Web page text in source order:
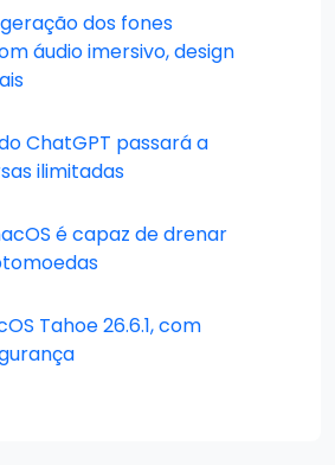
dos fones
áudio imersivo, design
ChatGPT passará a
ilimitadas
é capaz de drenar
Tahoe 26.6.1, com